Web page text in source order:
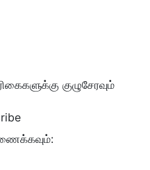
குழுசேரவும்